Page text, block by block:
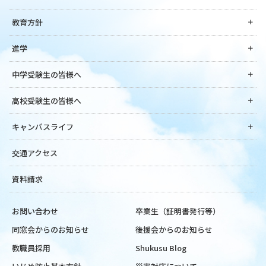
教育方針
進学
中学受験生の皆様へ
高校受験生の皆様へ
キャンパスライフ
交通アクセス
資料請求
お問い合わせ
卒業生（証明書発行等）
同窓会からのお知らせ
後援会からのお知らせ
教職員採用
Shukusu Blog